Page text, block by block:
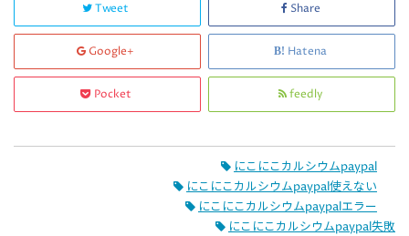
Tweet Share
Google+ Hatena
Pocket feedly
にこにこカルシウムpaypal
にこにこカルシウムpaypal使えない
にこにこカルシウムpaypalエラー
にこにこカルシウムpaypal失敗